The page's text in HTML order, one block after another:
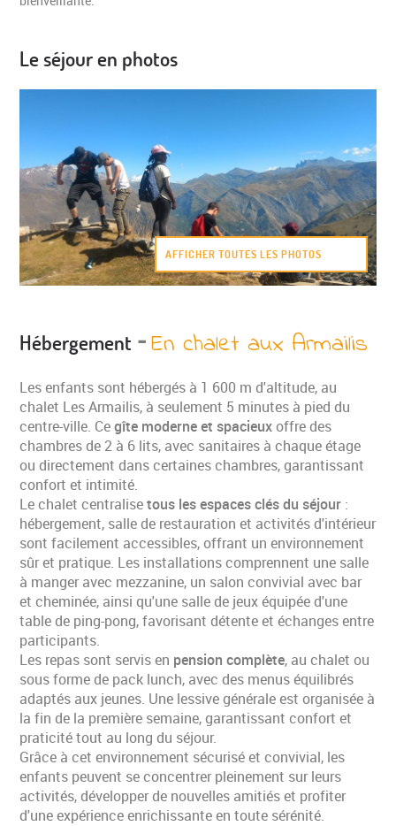
Le séjour en photos
AFFICHER TOUTES LES PHOTOS
Hébergement -En chalet aux Armailis
Les enfants sont hébergés à 1 600 m d'altitude, au
chalet Les Armailis, à seulement 5 minutes à pied du
centre-ville. Cegîte moderne et spacieuxoffre des
chambres de 2 à 6 lits, avec sanitaires à chaque étage
ou directement dans certaines chambres, garantissant
confort et intimité.
Le chalet centralisetous les espaces clés du séjour :
hébergement, salle de restauration et activités d'intérieur
sont facilement accessibles, offrant un environnement
sûr et pratique. Les installations comprennent une salle
à manger avec mezzanine, un salon convivial avec bar
et cheminée, ainsi qu'une salle de jeux équipée d'une
table de ping-pong, favorisant détente et échanges entre
participants.
Les repas sont servis en pension complète, au chalet ou
sous forme de pack lunch, avec des menus équilibrés
adaptés aux jeunes. Une lessive générale est organisée à
la fin de la première semaine, garantissant confort et
praticité tout au long du séjour.
Grâce à cet environnement sécurisé et convivial, les
enfants peuvent se concentrer pleinement sur leurs
activités, développer de nouvelles amitiés et profiter
d'une expérience enrichissante en toute sérénité.